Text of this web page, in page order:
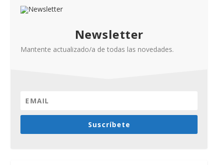
Newsletter
Mantente actualizado/a de todas las novedades.
Suscríbete